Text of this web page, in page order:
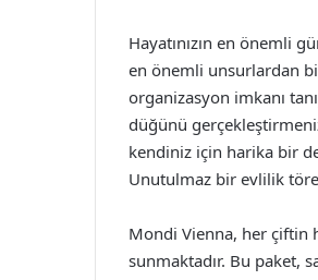
Hayatınızın en önemli
en önemli unsurlardan
organizasyon imkanı
düğünü
kendiniz için harika bir
Unutulmaz bir evlilik
Mondi Vienna, her çiftin
sunmaktadır. Bu paket,